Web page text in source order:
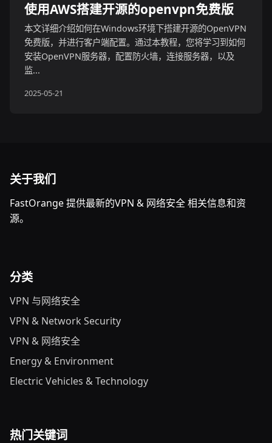
使用AWS搭建开源的openvpn免费版
本文详细介绍如何在Windows环境下搭建开源的OpenVPN
免费版，并进行客户端配置。通过本教程，您将学习到如何
安装OpenVPN服务器，配置防火墙，连接服务器，以及
监...
2025-05-21
关于我们
FastOrange 提供最新的VPN & 网络安全 相关信息和资
源。
分类
VPN 与网络安全
VPN & Network Security
VPN & 网络安全
Energy & Environment
Electric Vehicles & Technology
热门关键词